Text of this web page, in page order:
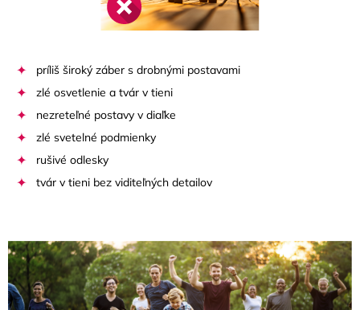
príliš široký záber s drobnými postavami
zlé osvetlenie a tvár v tieni
nezreteľné postavy v diaľke
zlé svetelné podmienky
rušivé odlesky
tvár v tieni bez viditeľných detailov